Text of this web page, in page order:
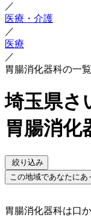
／
医療・介護
／
医療
／
胃腸消化器科の一覧
埼玉県さ
胃腸消化
絞り込み
この地域であなたに
胃腸消化器科は口